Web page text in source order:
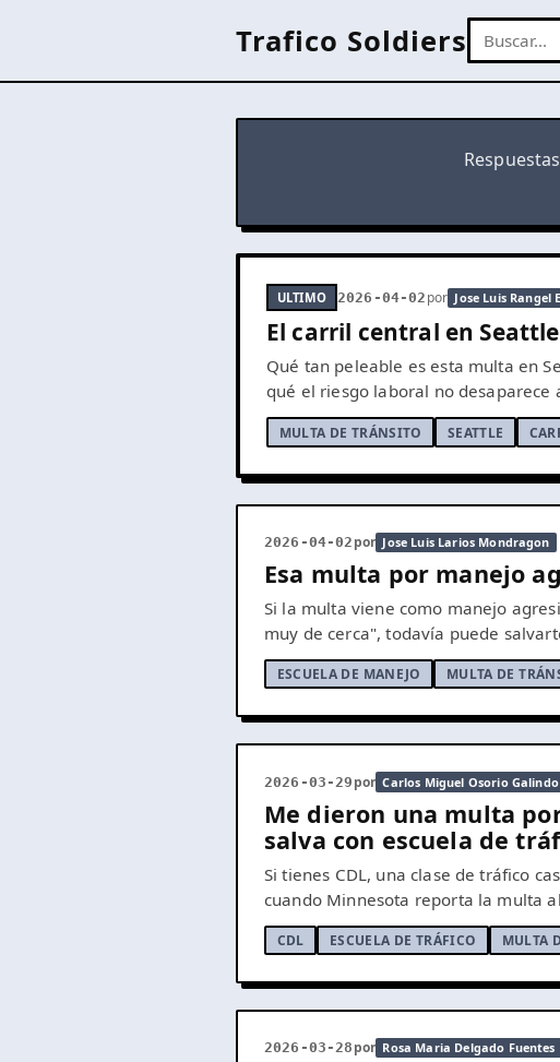
Trafico Soldiers
ULTIMO 2026-04-02 por Jose Luis Rangel
El carril central en
Qué tan peleable es esta multa en
qué el riesgo laboral no desaparece
MULTA DE TRÁNSITO SEATTLE
2026-04-02 por Jose Luis Larios Mondragon
Esa multa por manejo
Si la multa viene como manejo
muy de cerca", todavía puede
ESCUELA DE MANEJO MULTA DE
2026-03-29 por Carlos Miguel Osorio Galindo
Me dieron una multa
salva con escuela de
Si tienes CDL, una clase de tráfico
cuando Minnesota reporta la multa
CDL ESCUELA DE TRÁFICO MULTA
2026-03-28 por Rosa Maria Delgado Fuentes